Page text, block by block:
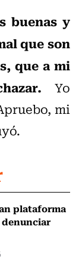
buenas y
que son
que a mi
Yo
mi
plataforma